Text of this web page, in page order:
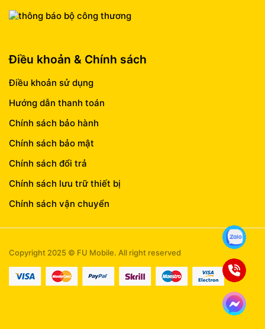
Điều khoản & Chính sách
Điều khoản sử dụng
Hướng dẫn thanh toán
Chính sách bảo hành
Chính sách bảo mật
Chính sách đổi trả
Chính sách lưu trữ thiết bị
Chính sách vận chuyển
Copyright 2025 © FU Mobile. All right reserved